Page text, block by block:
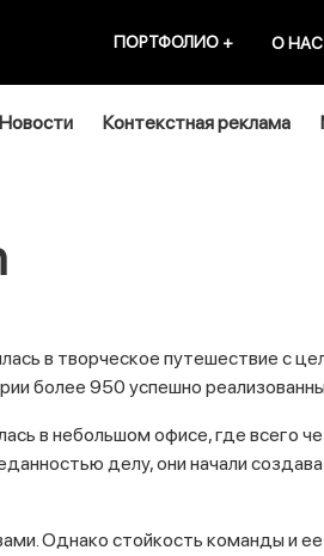
ПОРТФОЛИО + О НАС
Новости Контекстная реклама
в творческое путешествие с
более 950 успешно
в небольшом офисе, где всего
делу, они начали
Однако стойкость команды и